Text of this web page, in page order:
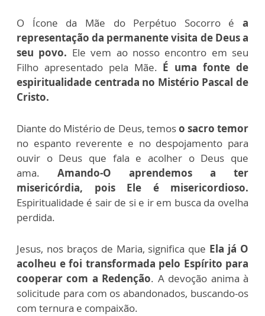
O Ícone da Mãe do Perpétuo Socorro é a
representação da permanente visita de Deus a
seu povo. Ele vem ao nosso encontro em seu
Filho apresentado pela Mãe. É uma fonte de
espiritualidade centrada no Mistério Pascal de
Cristo.
Diante do Mistério de Deus, temoso sacro temor
no espanto reverente e no despojamento para
ouvir o Deus que fala e acolher o Deus que
ama. Amando-O aprendemos a ter
misericórdia, pois Ele é misericordioso.
Espiritualidade é sair de si e ir em busca da ovelha
perdida.
Jesus, nos braços de Maria, significa que Ela já O
acolheu e foi transformada pelo Espírito para
cooperar com a Redenção. A devoção anima à
solicitude para com os abandonados, buscando-os
com ternura e compaixão.